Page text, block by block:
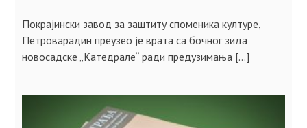
Покрајински завод за заштиту споменика културе,
Петроварадин преузео је врата са бочног зида
новосадске „Катедрале“ ради предузимања […]